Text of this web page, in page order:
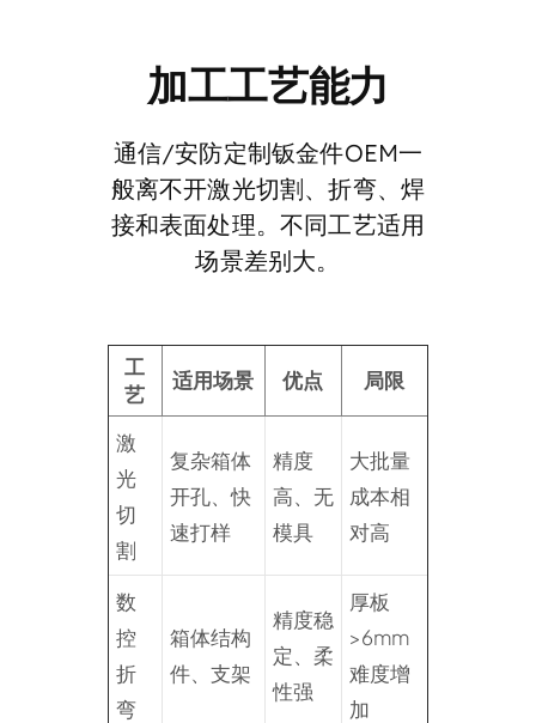
加工工艺能力
通信/安防定制钣金件OEM一
般离不开激光切割、折弯、焊
接和表面处理。不同工艺适用
场景差别大。
工
艺
适用场景 优点 局限
激
光
切
割
复杂箱体
开孔、快
速打样
精度
高、无
模具
大批量
成本相
对高
数
控
折
弯
箱体结构
件、支架
精度稳
定、柔
性强
厚板
>6mm
难度增
加